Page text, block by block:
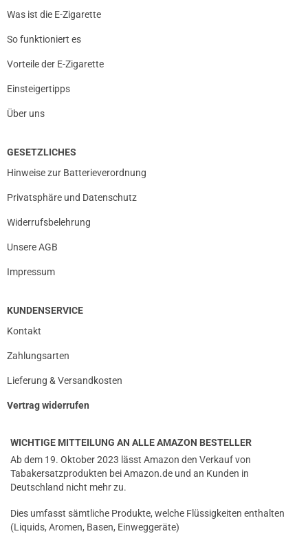
Was ist die E-Zigarette
So funktioniert es
Vorteile der E-Zigarette
Einsteigertipps
Über uns
GESETZLICHES
Hinweise zur Batterieverordnung
Privatsphäre und Datenschutz
Widerrufsbelehrung
Unsere AGB
Impressum
KUNDENSERVICE
Kontakt
Zahlungsarten
Lieferung & Versandkosten
Vertrag widerrufen
WICHTIGE MITTEILUNG AN ALLE AMAZON BESTELLER
Ab dem 19. Oktober 2023 lässt Amazon den Verkauf von
Tabakersatzprodukten bei Amazon.de und an Kunden in
Deutschland nicht mehr zu.
Dies umfasst sämtliche Produkte, welche Flüssigkeiten enthalten
(Liquids, Aromen, Basen, Einweggeräte)